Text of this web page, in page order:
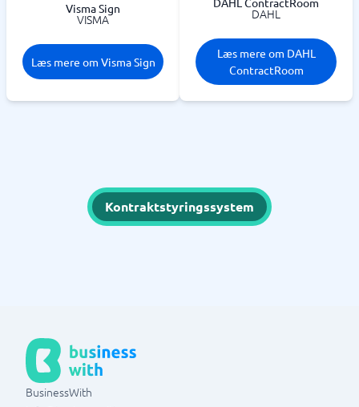
Visma Sign
VISMA
Læs mere om Visma Sign
DAHL
Læs mere om DAHL
ContractRoom
Kontraktstyringssystem
BusinessWith